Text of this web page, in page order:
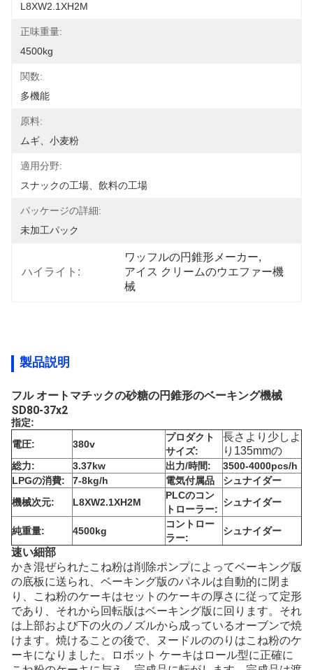
L8XW2.1XH2M
正味重量:
4500kg
関数:
多機能
原料:
ムギ、小麦粉
適用分野:
スナックの工場、飲料の工場
パッケージの詳細:
未加工パック
ハイライト:
ワッフルの円錐形メーカー,
アイス クリームのウエファー機
械
製品説明
フル オートマチックの砂糖の円錐形のベーキング機械
SD80-37x2
指定:
電圧:
380v
プロダクト
サイズ:
長さより少しよ
り135mmの
総力: 3.37kw 出力/時間:
3500-4000pcs/h
LPGの消費:
7-8kg/h 電気付属品
シュナイダー
機械次元:
L8XW2.1XH2M
PLCのコン
トローラー:
シュナイダー
純重量: 4500kg
コントロー
ラー:
シュナイダー
速い細部
かき混ぜられたこね粉は削除ポンプによってベーキング版
の底板に送られ、ベーキング版のパネルは自動的に閉ま
り、こね粉のケーキはセットのケーキの厚さに従って定形
であり、それから回転版はベーキング版に回ります。それ
は上部および下の火のノズルから成っているオーブンで焼
けます。焼けることの後で、ヌードルののりはこね粉のケ
ーキになりました。ロボット ケーキはロール型に正確に